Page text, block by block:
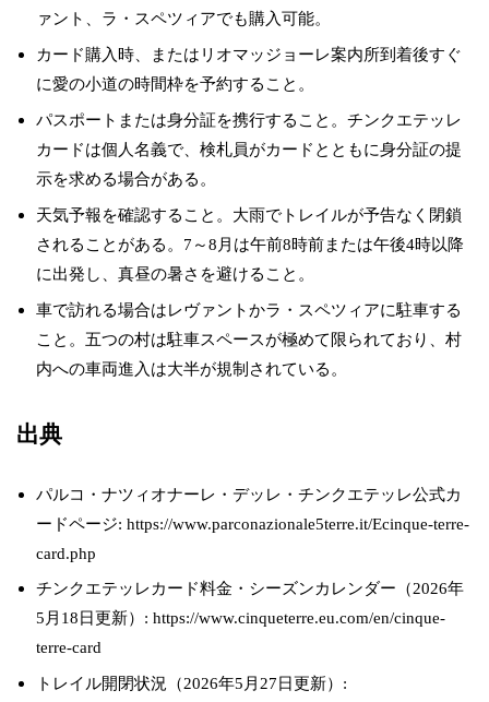
ァント、ラ・スペツィアでも購入可能。
カード購入時、またはリオマッジョーレ案内所到着後すぐ
に愛の小道の時間枠を予約すること。
パスポートまたは身分証を携行すること。チンクエテッレ
カードは個人名義で、検札員がカードとともに身分証の提
示を求める場合がある。
天気予報を確認すること。大雨でトレイルが予告なく閉鎖
されることがある。7～8月は午前8時前または午後4時以降
に出発し、真昼の暑さを避けること。
車で訪れる場合はレヴァントかラ・スペツィアに駐車する
こと。五つの村は駐車スペースが極めて限られており、村
内への車両進入は大半が規制されている。
出典
パルコ・ナツィオナーレ・デッレ・チンクエテッレ公式カ
ードページ: https://www.parconazionale5terre.it/Ecinque-terre-
card.php
チンクエテッレカード料金・シーズンカレンダー（2026年
5月18日更新）: https://www.cinqueterre.eu.com/en/cinque-
terre-card
トレイル開閉状況（2026年5月27日更新）: